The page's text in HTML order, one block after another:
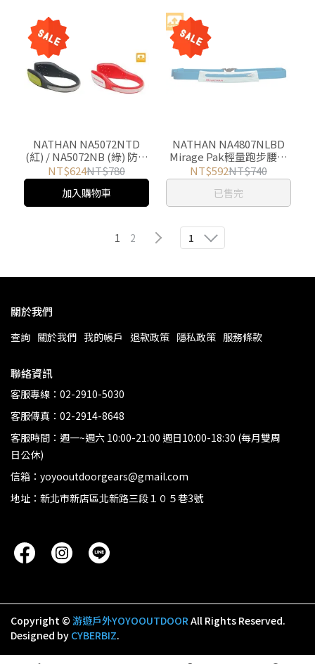
NATHAN NA5072NTD
(紅) / NA5072NB (綠) 防水
LED鞋環 游遊戶外Yoyo
Outdoor
NT$624NT$780
加入購物車
NATHAN NA4807NLBD
Mirage Pak輕量跑步腰帶
水藍 游遊戶外Yoyo
Outdoor
NT$592NT$740
已售完
1 2 1
關於我們
查詢 關於我們 我的帳戶 退款政策 隱私政策 服務條款
聯絡資訊
客服專線：02-2910-5030
客服傳真：02-2914-8648
客服時間：週一~週六 10:00-21:00 週日10:00-18:30 (每月雙周
日公休)
信箱：yoyooutdoorgears@gmail.com
地址：新北市新店區北新路三段１０５巷3號
Copyright © 游遊戶外YOYOOUTDOORAll Rights Reserved.
Designed by CYBERBIZ.